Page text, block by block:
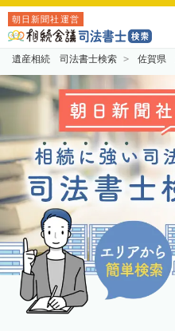
朝日新聞社運営
遺産相続 司法書士検索 佐賀県